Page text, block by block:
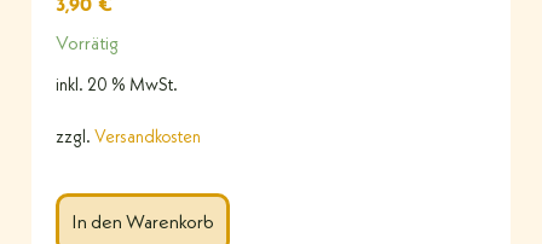
3,90 €
Vorrätig
inkl. 20 % MwSt.
zzgl. Versandkosten
In den Warenkorb